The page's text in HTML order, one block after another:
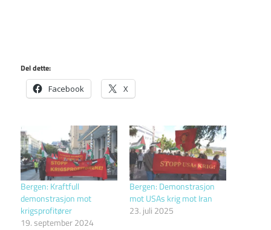
Del dette:
Facebook X
Bergen: Kraftfull
demonstrasjon mot
krigsprofitører
19. september 2024
Bergen: Demonstrasjon
mot USAs krig mot Iran
23. juli 2025